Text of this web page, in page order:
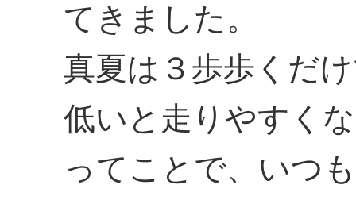
てきました。
真夏は３歩歩くだ
低いと走りやすく
ってことで、いつ